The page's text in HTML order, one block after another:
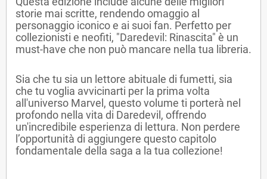
storie mai scritte, rendendo omaggio al
personaggio iconico e ai suoi fan. Perfetto per
collezionisti e neofiti, "Daredevil: Rinascita" è un
must-have che non può mancare nella tua libreria.
Sia che tu sia un lettore abituale di fumetti, sia
che tu voglia avvicinarti per la prima volta
all'universo Marvel, questo volume ti porterà nel
profondo nella vita di Daredevil, offrendo
un'incredibile esperienza di lettura. Non perdere
l’opportunità di aggiungere questo capitolo
fondamentale della saga a la tua collezione!